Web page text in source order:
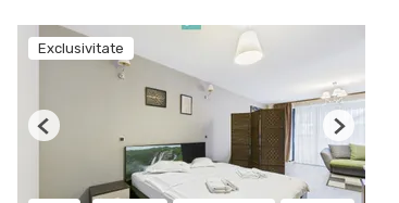
Exclusivitate
Previous Next